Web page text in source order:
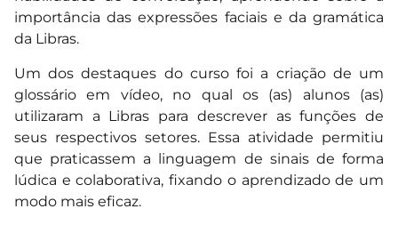
importância das expressões faciais e da gramática
da Libras.
Um dos destaques do curso foi a criação de um
glossário em vídeo, no qual os (as) alunos (as)
utilizaram a Libras para descrever as funções de
seus respectivos setores. Essa atividade permitiu
que praticassem a linguagem de sinais de forma
lúdica e colaborativa, fixando o aprendizado de um
modo mais eficaz.